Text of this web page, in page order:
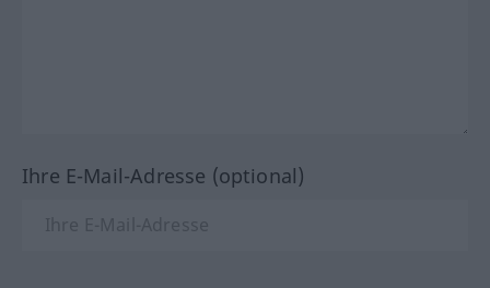
Ihre E-Mail-Adresse (optional)